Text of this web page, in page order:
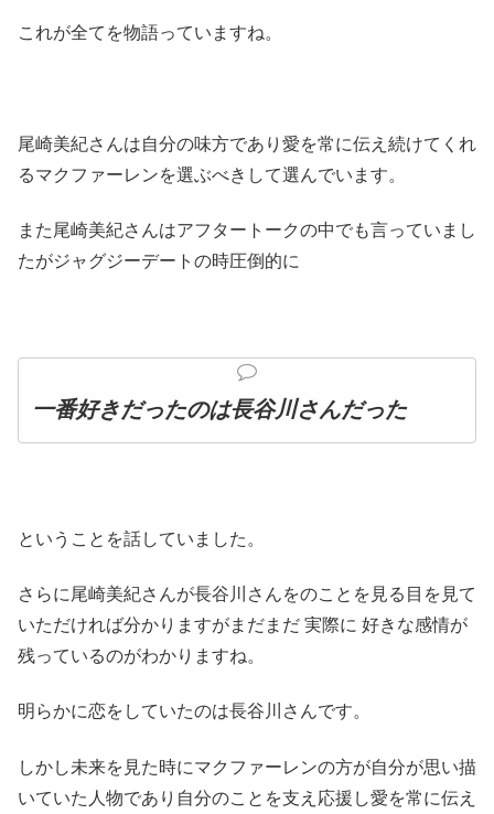
これが全てを物語っていますね。
尾崎美紀さんは自分の味方であり愛を常に伝え続けてくれ
るマクファーレンを選ぶべきして選んでいます。
また尾崎美紀さんはアフタートークの中でも言っていまし
たがジャグジーデートの時圧倒的に
一番好きだったのは長谷川さんだった
ということを話していました。
さらに尾崎美紀さんが長谷川さんをのことを見る目を見て
いただければ分かりますがまだまだ 実際に 好きな感情が
残っているのがわかりますね。
明らかに恋をしていたのは長谷川さんです。
しかし未来を見た時にマクファーレンの方が自分が思い描
いていた人物であり自分のことを支え応援し愛を常に伝え